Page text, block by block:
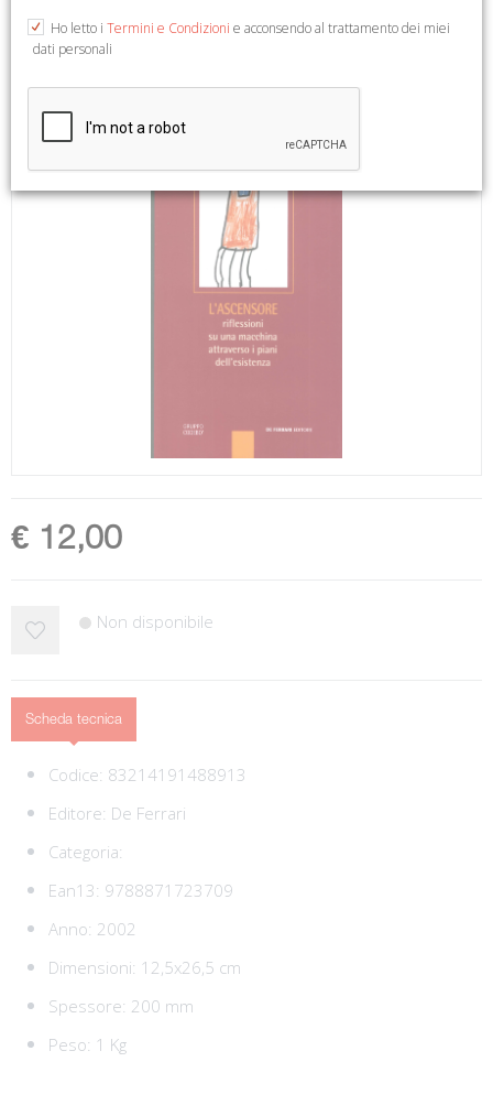
€ 12,00
Non disponibile
Scheda tecnica
Codice: 83214191488913
Editore: De Ferrari
Categoria:
Ean13: 9788871723709
Anno: 2002
Dimensioni: 12,5x26,5 cm
Spessore: 200 mm
Peso: 1 Kg
Ho letto i Termini e Condizioni e acconsendo al trattamento dei miei
dati personali